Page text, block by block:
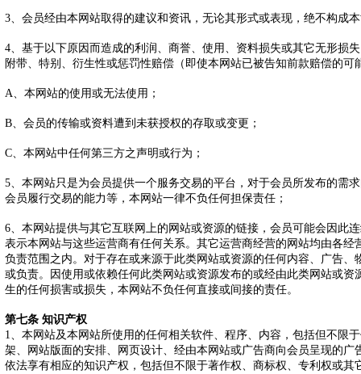
3、会员经由本网站取得的建议和资讯，无论其形式或表现，绝不构
4、基于以下原因而造成的利润、商誉、使用、资料损失或其它无形损
附带、特别、衍生性或惩罚性赔偿（即使本网站已被告知前款赔偿的可
A、本网站的使用或无法使用；
B、会员的传输或资料遭到未获授权的存取或变更；
C、本网站中任何第三方之声明或行为；
5、本网站只是为会员提供一个服务交易的平台，对于会员所发布的需
会员履行交易的能力等，本网站一律不负任何担保责任；
6、本网站提供与其它互联网上的网站或资源的链接，会员可能会因此
表示本网站与这些运营商有任何关系。其它运营商经营的网站均由各经
负责范围之内。对于存在或来源于此类网站或资源的任何内容、广告、
或负责。因使用或依赖任何此类网站或资源发布的或经由此类网站或资
生的任何损害或损失，本网站不负任何直接或间接的责任。
第七条 知识产权
1、本网站及本网站所使用的任何相关软件、程序、内容，包括但不限
架、网站版面的安排、网页设计、经由本网站或广告商向会员呈现的广
依法享有相应的知识产权，包括但不限于著作权、商标权、专利权或其